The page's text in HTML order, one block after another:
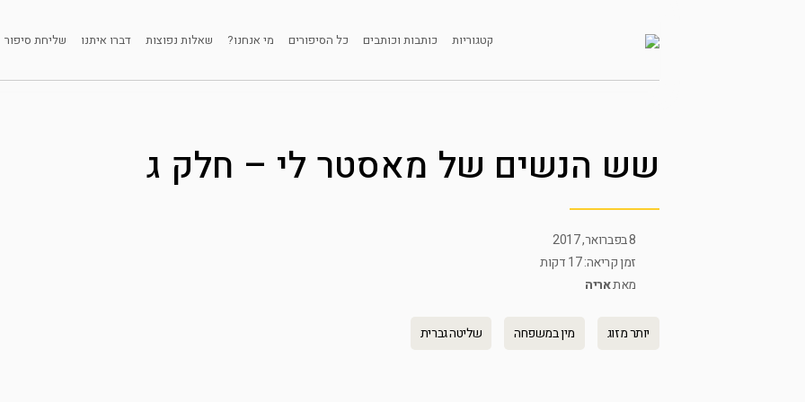
קטגוריות כותבות וכותבים כל הסיפורים מי אנחנו? שאלות נפוצות דברו איתנו שליחת סיפור
שש הנשים של מאסטר לי – חלק ג
8 בפברואר, 2017
זמן קריאה: 17 דקות
מאתאריה
יותר מזוג מין במשפחה שליטה גברית